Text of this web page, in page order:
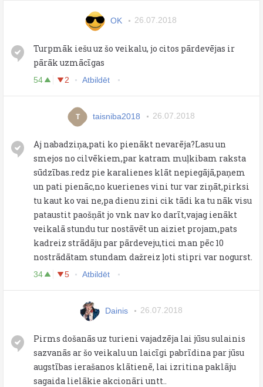
ОK 26.07.2018
Turpmāk iešu uz šo veikalu, jo citos pārdevējas ir
pārāk uzmācīgas
54 2 Atbildēt
T taisniba2018 26.07.2018
Aj nabadziņa,pati ko pienākt nevarēja?Lasu un
smejos no cilvēkiem,par katram muļkibam raksta
sūdzības.redz pie karalienes klāt nepiegājā,paņem
un pati pienāc,no kuerienes vini tur var ziņāt,pirksi
tu kaut ko vai ne,pa dienu zini cik tādi ka tu nāk visu
pataustit paošņāt jo vnk nav ko darīt,vajag ienākt
veikalā stundu tur nostāvēt un aiziet projam,pats
kadreiz strādāju par pārdeveju,tici man pēc 10
nostrādātam stundam dažreiz ļoti stipri var nogurst.
34 5 Atbildēt
Dainis 26.07.2018
Pirms došanās uz turieni vajadzēja lai jūsu sulainis
sazvanās ar šo veikalu un laicīgi pabrīdina par jūsu
augstības ierašanos klātienē, lai izritina paklāju
sagaida lielākie akcionāri untt..